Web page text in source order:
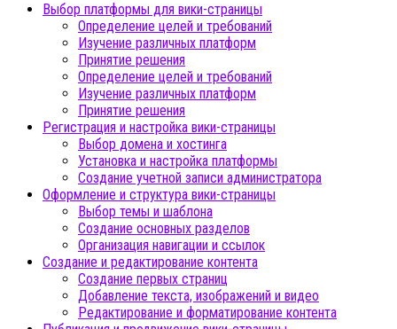
Выбор платформы для вики-страницы
Определение целей и требований
Изучение различных платформ
Принятие решения
Определение целей и требований
Изучение различных платформ
Принятие решения
Регистрация и настройка вики-страницы
Выбор домена и хостинга
Установка и настройка платформы
Создание учетной записи администратора
Оформление и структура вики-страницы
Выбор темы и шаблона
Создание основных разделов
Организация навигации и ссылок
Создание и редактирование контента
Создание первых страниц
Добавление текста, изображений и видео
Редактирование и форматирование контента